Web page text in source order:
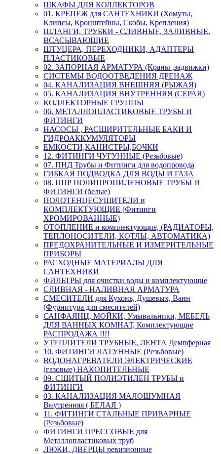
ШКАФЫ ДЛЯ КОЛЛЕКТОРОВ
01. КРЕПЕЖ для САНТЕХНИКИ (Хомуты,
Клипсы, Кронштейны, Скобы, Крепления)
ШЛАНГИ, ТРУБКИ - СЛИВНЫЕ, ЗАЛИВНЫЕ,
ВСАСЫВАЮЩИЕ
ШТУЦЕРА, ПЕРЕХОДНИКИ, АДАПТЕРЫ
ПЛАСТИКОВЫЕ
02. ЗАПОРНАЯ АРМАТУРА (Краны ,задвижки)
СИСТЕМЫ ВОДООТВЕДЕНИЯ ДРЕНАЖ
04. КАНАЛИЗАЦИЯ ВНЕШНЯЯ (РЫЖАЯ)
05. КАНАЛИЗАЦИЯ ВНУТРЕННЯЯ (СЕРАЯ)
КОЛЛЕКТОРНЫЕ ГРУППЫ
06. МЕТАЛЛОПЛАСТИКОВЫЕ ТРУБЫ И
ФИТИНГИ
НАСОСЫ , РАСШИРИТЕЛЬНЫЕ БАКИ И
ГИДРОАККУМУЛЯТОРЫ
ЕМКОСТИ,КАНИСТРЫ,БОЧКИ
12. ФИТИНГИ ЧУГУННЫЕ (Резьбовые)
07. ПНД Трубы и Фитинги для водопровода
ГИБКАЯ ПОДВОДКА ДЛЯ ВОДЫ И ГАЗА
08. ППР ПОЛИПРОПИЛЕНОВЫЕ ТРУБЫ И
ФИТИНГИ (белые)
ПОЛОТЕНЦЕСУШИТЕЛИ и
КОМПЛЕКТУЮЩИЕ (Фитинги
ХРОМИРОВАННЫЕ)
ОТОПЛЕНИЕ и комплектующие, (РАДИАТОРЫ,
ТЕПЛОНОСИТЕЛИ, КОТЛЫ, АВТОМАТИКА)
ПРЕДОХРАНИТЕЛЬНЫЕ И ИЗМЕРИТЕЛЬНЫЕ
ПРИБОРЫ
РАСХОДНЫЕ МАТЕРИАЛЫ ДЛЯ
САНТЕХНИКИ
ФИЛЬТРЫ для очистки воды и комплектующие
СЛИВНАЯ - НАЛИВНАЯ АРМАТУРА
СМЕСИТЕЛИ для Кухонь, Душевых, Ванн
(Фурнитура для смесителей)
САНФАЯНЦ, МОЙКИ, Умывальники, МЕБЕЛЬ
ДЛЯ ВАННЫХ КОМНАТ, Комплектующие
РАСПРОДАЖА !!!!
УТЕПЛИТЕЛИ ТРУБНЫЕ, ЛЕНТА Демпферная
10. ФИТИНГИ ЛАТУННЫЕ (Резьбовые)
ВОДОНАГРЕВАТЕЛИ ЭЛЕКТРИЧЕСКИЕ
(газовые) НАКОПИТЕЛЬНЫЕ
09. СШИТЫЙ ПОЛИЭТИЛЕН ТРУБЫ и
ФИТИНГИ
03. КАНАЛИЗАЦИЯ МАЛОШУМНАЯ
Внутренняя ( БЕЛАЯ )
11. ФИТИНГИ СТАЛЬНЫЕ ПРИВАРНЫЕ
(Резьбовые)
ФИТИНГИ ПРЕССОВЫЕ для
Металлопластиковых труб
ЛЮКИ, ДВЕРЦЫ ревизионные